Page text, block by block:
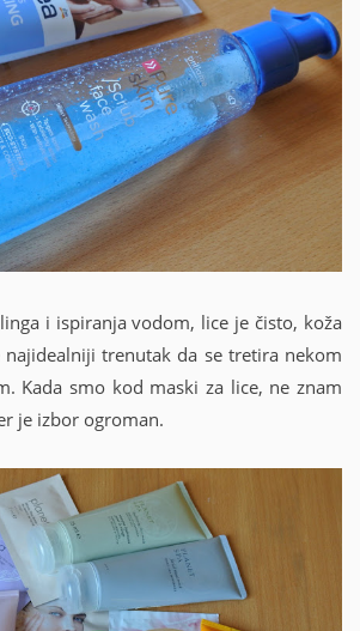
i ispiranja vodom, lice je čisto, koža
trenutak da se tretira nekom
Kada smo kod maski za lice, ne znam
je izbor ogroman.